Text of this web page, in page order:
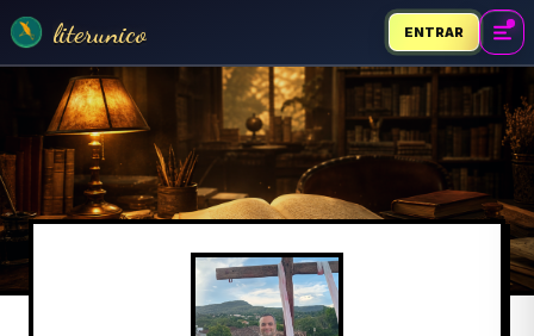
literunico ENTRAR